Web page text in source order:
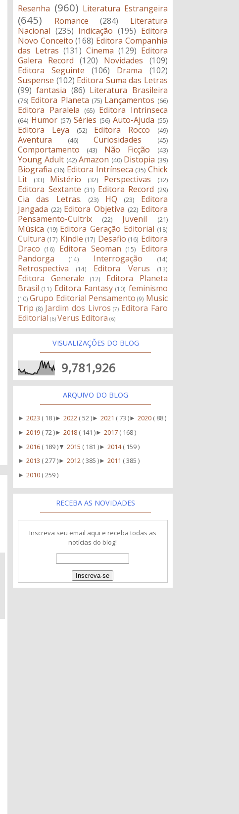
Resenha (960) Literatura Estrangeira
(645) Romance (284)
Literatura
Nacional (235) Indicação (195) Editora
Novo Conceito (168) Editora Companhia
das Letras (131) Cinema (129) Editora
Galera Record
(120) Novidades
(109)
Editora Seguinte
(106) Drama
(102)
Suspense (102) Editora Suma das Letras
(99) fantasia (86) Literatura Brasileira
(76) Editora Planeta (75) Lançamentos (66)
Editora Paralela (65) Editora Intrinseca
(64) Humor (57) Séries (56) Auto-Ajuda (55)
Editora Leya (52) Editora Rocco (49)
Aventura (46) Curiosidades (45)
Comportamento (43) Não Ficção (43)
Young Adult (42) Amazon (40) Distopia (39)
Biografia (36) Editora Intrínseca (35) Chick
Lit
(33) Mistério (32) Perspectivas (32)
Editora Sextante (31) Editora Record (29)
Cia das Letras. (23) HQ (23)
Editora
Jangada (22) Editora Objetiva (22) Editora
Pensamento-Cultrix
(22) Juvenil (21)
Música (19) Editora Geração Editorial (18)
Cultura (17) Kindle (17) Desafio (16) Editora
Draco
(16) Editora Seoman (15)
Editora
Pandorga
(14) Interrogação (14)
Retrospectiva (14) Editora Verus (13)
Editora Generale (12)
Editora Planeta
Brasil (11) Editora Fantasy (10) feminismo
(10) Grupo Editorial Pensamento (9) Music
Trip (8) Jardim dos Livros (7) Editora Faro
Editorial (6) Verus Editora (6)
VISUALIZAÇÕES DO BLOG
9,781,926
ARQUIVO DO BLOG
►2023 ( 18 )►2022 ( 52 )►2021 ( 73 )►2020 ( 88 )
►2019 ( 72 )►2018 ( 141 )►2017 ( 168 )
►2016 ( 189 ) ▼2015 ( 181 )►2014( 159 )
►2013 ( 277 )►2012 ( 385 )►2011 ( 385 )
►2010 ( 259 )
RECEBA AS NOVIDADES
Inscreva seu email aqui e receba todas as
notícias do blog!